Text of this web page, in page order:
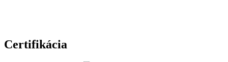
Certifikácia